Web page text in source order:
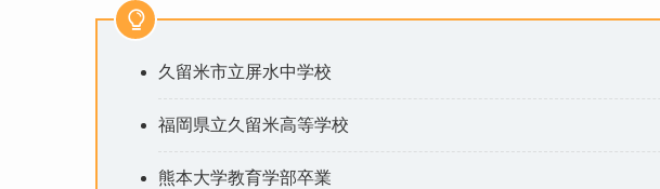
久留米市立屏水中学校
福岡県立久留米高等学校
熊本大学教育学部卒業